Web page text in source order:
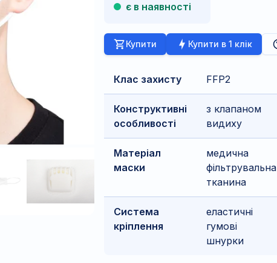
є в наявності
Купити Купити в 1 клік
Клас захисту FFP2
Конструктивні
особливості
з клапаном
видиху
Матеріал
маски
медична
фільтрувальна
тканина
Система
кріплення
еластичні
гумові
шнурки